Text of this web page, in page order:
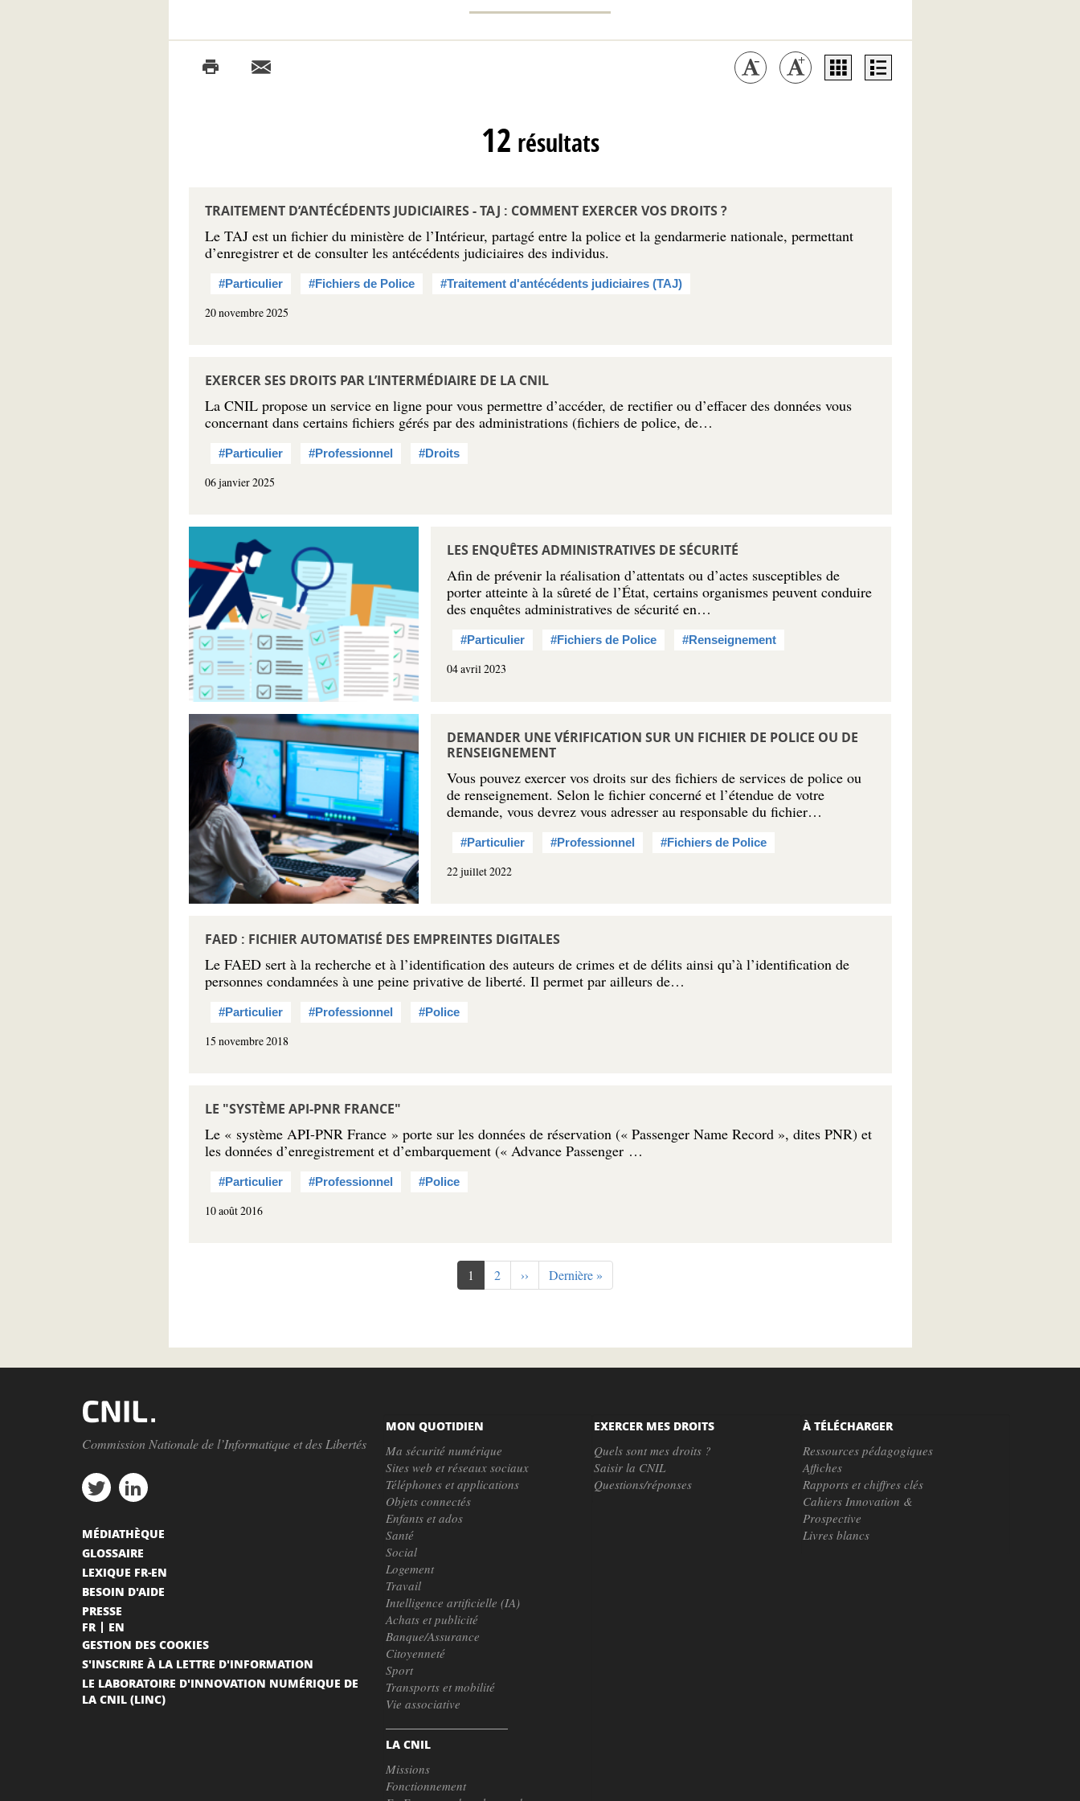
12 résultats
TRAITEMENT D’ANTÉCÉDENTS JUDICIAIRES - TAJ : COMMENT EXERCER VOS DROITS ?
Le TAJ est un fichier du ministère de l’Intérieur, partagé entre la police et la gendarmerie nationale, permettant
d’enregistrer et de consulter les antécédents judiciaires des individus.
#Particulier #Fichiers de Police #Traitement d'antécédents judiciaires (TAJ)
20 novembre 2025
EXERCER SES DROITS PAR L’INTERMÉDIAIRE DE LA CNIL
La CNIL propose un service en ligne pour vous permettre d’accéder, de rectifier ou d’effacer des données vous
concernant dans certains fichiers gérés par des administrations (fichiers de police, de…
#Particulier #Professionnel #Droits
06 janvier 2025
LES ENQUÊTES ADMINISTRATIVES DE SÉCURITÉ
Afin de prévenir la réalisation d’attentats ou d’actes susceptibles de
porter atteinte à la sûreté de l’État, certains organismes peuvent conduire
des enquêtes administratives de sécurité en…
#Particulier #Fichiers de Police #Renseignement
04 avril 2023
DEMANDER UNE VÉRIFICATION SUR UN FICHIER DE POLICE OU DE
RENSEIGNEMENT
Vous pouvez exercer vos droits sur des fichiers de services de police ou
de renseignement. Selon le fichier concerné et l’étendue de votre
demande, vous devrez vous adresser au responsable du fichier…
#Particulier #Professionnel #Fichiers de Police
22 juillet 2022
FAED : FICHIER AUTOMATISÉ DES EMPREINTES DIGITALES
Le FAED sert à la recherche et à l’identification des auteurs de crimes et de délits ainsi qu’à l’identification de
personnes condamnées à une peine privative de liberté. Il permet par ailleurs de…
#Particulier #Professionnel #Police
15 novembre 2018
LE "SYSTÈME API-PNR FRANCE"
Le « système API-PNR France » porte sur les données de réservation (« Passenger Name Record », dites PNR) et
les données d’enregistrement et d’embarquement (« Advance Passenger …
#Particulier #Professionnel #Police
10 août 2016
Page
courante
1 Page
2
Page
suivante
››
Dernière
page
Dernière »
Commission Nationale de l’Informatique et des Libertés
MON QUOTIDIEN
Ma sécurité numérique
Sites web et réseaux sociaux
Téléphones et applications
Objets connectés
Enfants et ados
Santé
Social
Logement
Travail
Intelligence artificielle (IA)
Achats et publicité
Banque/Assurance
Citoyenneté
Sport
Transports et mobilité
Vie associative
LA CNIL
Missions
Fonctionnement
EXERCER MES DROITS
Quels sont mes droits ?
Saisir la CNIL
Questions/réponses
À TÉLÉCHARGER
Ressources pédagogiques
Affiches
Rapports et chiffres clés
Cahiers Innovation &
Prospective
Livres blancs
MÉDIATHÈQUE
GLOSSAIRE
LEXIQUE FR-EN
BESOIN D'AIDE
PRESSE
FR
EN
GESTION DES COOKIES
S'INSCRIRE À LA LETTRE D'INFORMATION
LE LABORATOIRE D'INNOVATION NUMÉRIQUE DE
LA CNIL (LINC)